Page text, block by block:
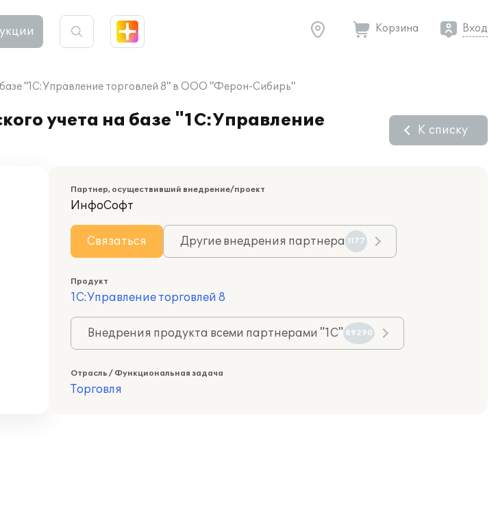
Корзина Вход
базе "1С:Управление торговлей 8" в ООО "Ферон-Сибирь"
учета на базе "1С:Управление
К списку
Партнер, осуществивший внедрение/проект
ИнфоСофт
Связаться Другие внедрения партнера 1177
Продукт
1С:Управление торговлей 8
Внедрения продукта всеми партнерами "1С" 89290
Отрасль / Функциональная задача
Торговля